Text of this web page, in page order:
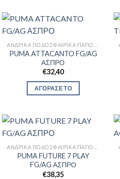
PUMA ATTACANTO FG/AG
ΑΣΠΡΟ
€32,40
ΑΓΟΡΑΣΕ ΤΟ
PUMA FUTURE 7 PLAY
FG/AG ΑΣΠΡΟ
€38,35